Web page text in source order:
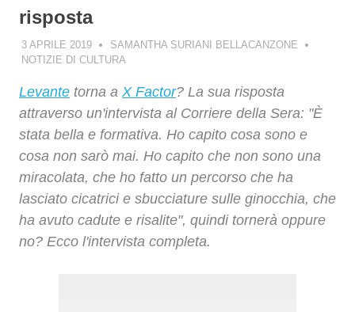
risposta
3 APRILE 2019
SAMANTHA SURIANI BELLACANZONE
NOTIZIE DI CULTURA
Levante torna a X Factor? La sua risposta
attraverso un'intervista al Corriere della Sera: "È
stata bella e formativa. Ho capito cosa sono e
cosa non sarò mai. Ho capito che non sono una
miracolata, che ho fatto un percorso che ha
lasciato cicatrici e sbucciature sulle ginocchia, che
ha avuto cadute e risalite", quindi tornerà oppure
no? Ecco l'intervista completa.